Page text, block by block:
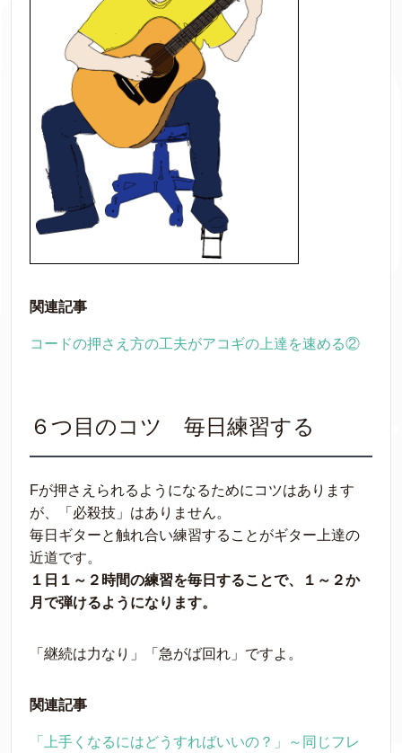
関連記事
コードの押さえ方の工夫がアコギの上達を速める②
６つ目のコツ 毎日練習する
Fが押さえられるようになるためにコツはあります
が、「必殺技」はありません。
毎日ギターと触れ合い練習することがギター上達の
近道です。
１日１～２時間の練習を毎日することで、１～２か
月で弾けるようになります。
「継続は力なり」「急がば回れ」ですよ。
関連記事
「上手くなるにはどうすればいいの？」～同じフレ